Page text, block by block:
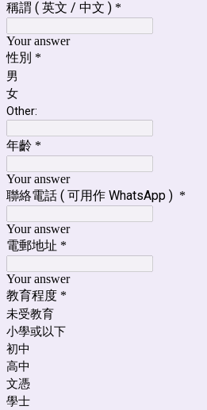
稱謂 ( 英文 / 中文 ) *
Your answer
性別 *
男
女
Other:
年齡 *
Your answer
聯絡電話 ( 可用作 WhatsApp ) *
Your answer
電郵地址 *
Your answer
教育程度 *
未受教育
小學或以下
初中
高中
文憑
學士